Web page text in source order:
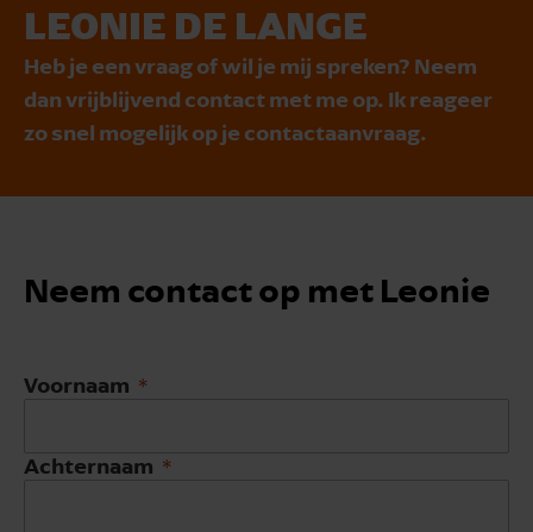
LEONIE DE LANGE
Heb je een vraag of wil je mij spreken? Neem
dan vrijblijvend contact met me op. Ik reageer
zo snel mogelijk op je contactaanvraag.
Neem contact op met Leonie
Voornaam
Achternaam